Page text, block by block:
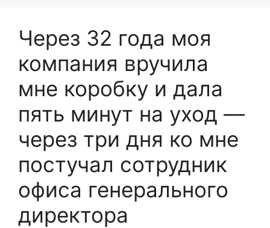
Через 32 года моя
компания вручила
мне коробку и дала
пять минут на уход —
через три дня ко мне
постучал сотрудник
офиса генерального
директора